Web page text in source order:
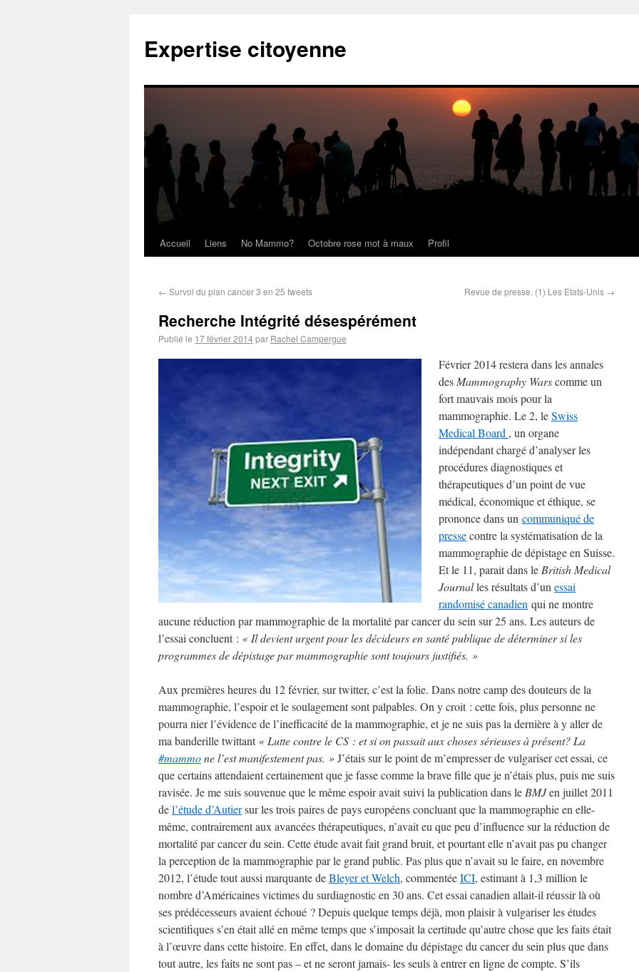
Expertise citoyenne
Accueil Liens No Mammo? Octobre rose mot à maux Profil
← Survol du plan cancer 3 en 25 tweets Revue de presse. (1) Les Etats-Unis →
Recherche Intégrité désespérément
Publié le 17 février 2014par Rachel Campergue
Février 2014 restera dans les annales
des Mammography Warscomme un
fort mauvais mois pour la
mammographie. Le 2, leSwiss
Medical Board , un organe
indépendant chargé d’analyser les
procédures diagnostiques et
thérapeutiques d’un point de vue
médical, économique et éthique, se
prononce dans un communiqué de
pressecontre la systématisation de la
mammographie de dépistage en Suisse.
Et le 11, parait dans le British Medical
Journalles résultats d’un essai
randomisé canadien qui ne montre
aucune réduction par mammographie de la mortalité par cancer du sein sur 25 ans. Les auteurs de
l’essai concluent : « Il devient urgent pour les décideurs en santé publique de déterminer si les
programmes de dépistage par mammographie sont toujours justifiés. »
Aux premières heures du 12 février, sur twitter, c’est la folie. Dans notre camp des douteurs de la
mammographie, l’espoir et le soulagement sont palpables. On y croit : cette fois, plus personne ne
pourra nier l’évidence de l’inefficacité de la mammographie, et je ne suis pas la dernière à y aller de
ma banderille twittant« Lutte contre le CS : et si on passait aux choses sérieuses à présent? La
#mammone l’est manifestement pas. »J’étais sur le point de m’empresser de vulgariser cet essai, ce
que certains attendaient certainement que je fasse comme la brave fille que je n’étais plus, puis me suis
ravisée. Je me suis souvenue que le même espoir avait suivi la publication dans le BMJen juillet 2011
del’étude d’Autiersur les trois paires de pays européens concluant que la mammographie en elle-
même, contrairement aux avancées thérapeutiques, n’avait eu que peu d’influence sur la réduction de
mortalité par cancer du sein. Cette étude avait fait grand bruit, et pourtant elle n’avait pas pu changer
la perception de la mammographie par le grand public. Pas plus que n’avait su le faire, en novembre
2012, l’étude tout aussi marquante deBleyer et Welch, commentéeICI, estimant à 1,3 million le
nombre d’Américaines victimes du surdiagnostic en 30 ans. Cet essai canadien allait-il réussir là où
ses prédécesseurs avaient échoué ? Depuis quelque temps déjà, mon plaisir à vulgariser les études
scientifiques s’en était allé en même temps que s’imposait la certitude qu’autre chose que les faits était
à l’œuvre dans cette histoire. En effet, dans le domaine du dépistage du cancer du sein plus que dans
tout autre, les faits ne sont pas – et ne seront jamais- les seuls à entrer en ligne de compte. S’ils